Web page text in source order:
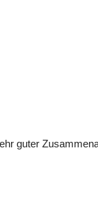
guter